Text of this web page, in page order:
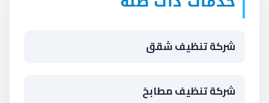
شركة تنظيف شقق
شركة تنظيف مطابخ